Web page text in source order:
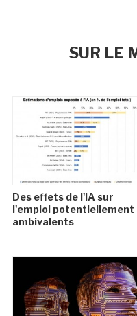
SUR LE
Des effets de l'IA sur
l'emploi potentiellement
ambivalents